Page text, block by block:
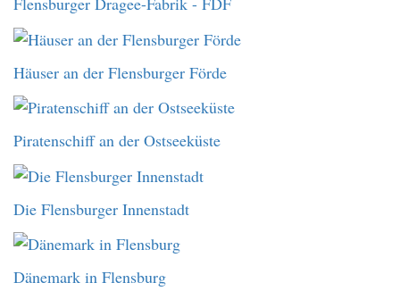
Häuser an der Flensburger Förde
Piratenschiff an der Ostseeküste
Die Flensburger Innenstadt
Dänemark in Flensburg